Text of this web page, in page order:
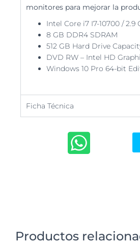
monitores para mejorar la
Intel Core i7 I7-10700 / 2.9
8 GB DDR4 SDRAM
512 GB Hard Drive
DVD RW – Intel HD
Windows 10 Pro 64-bit
Ficha Técnica
Productos